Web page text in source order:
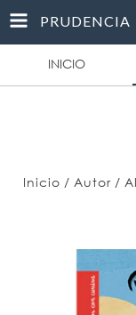
PRUDENCIA
INICIO
Inicio / Autor /